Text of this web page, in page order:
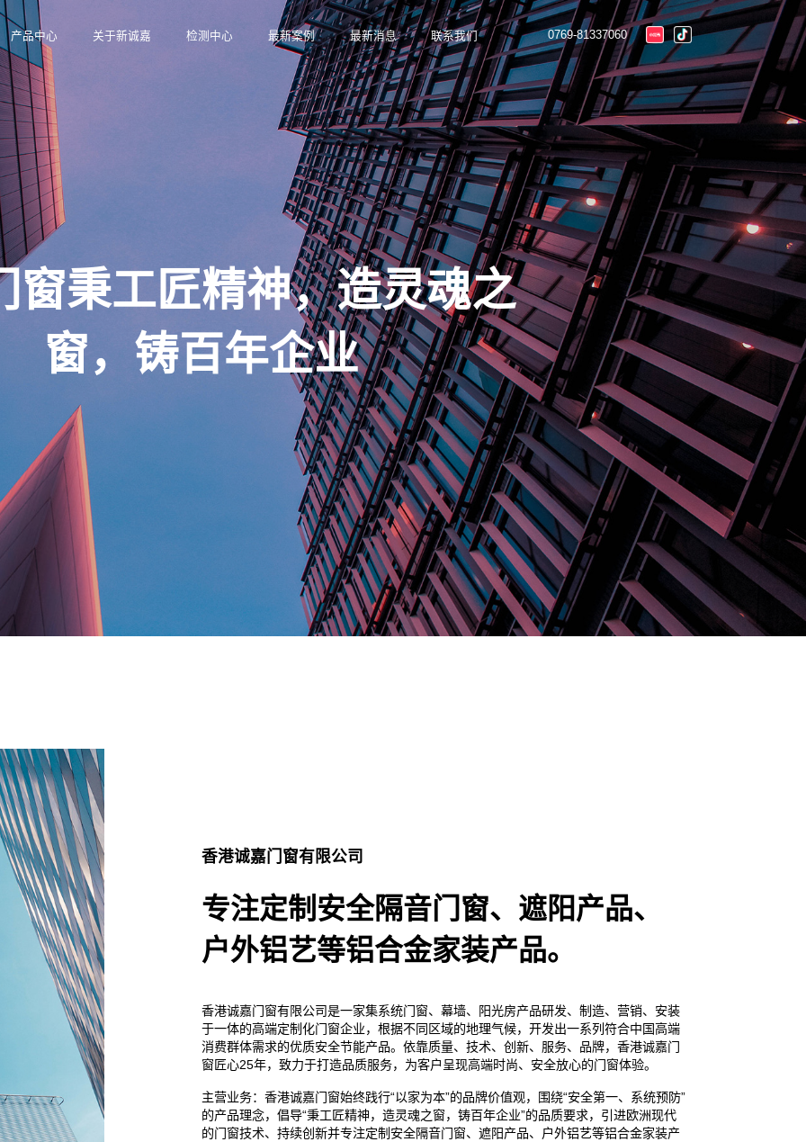
产品中心 关于新诚嘉 检测中心 最新案例 最新消息 联系我们 0769-81337060
窗秉工匠精神，造灵魂之
窗，铸百年企业
香港诚嘉门窗有限公司
专注定制安全隔音门窗、遮阳产品、
户外铝艺等铝合金家装产品。
香港诚嘉门窗有限公司是一家集系统门窗、幕墙、阳光房产品研发、制造、营销、安装
于一体的高端定制化门窗企业，根据不同区域的地理气候，开发出一系列符合中国高端
消费群体需求的优质安全节能产品。依靠质量、技术、创新、服务、品牌，香港诚嘉门
窗匠心25年，致力于打造品质服务，为客户呈现高端时尚、安全放心的门窗体验。
主营业务：香港诚嘉门窗始终践行“以家为本”的品牌价值观，围绕“安全第一、系统预防”
的产品理念，倡导“秉工匠精神，造灵魂之窗，铸百年企业”的品质要求，引进欧洲现代
的门窗技术、持续创新并专注定制安全隔音门窗、遮阳产品、户外铝艺等铝合金家装产